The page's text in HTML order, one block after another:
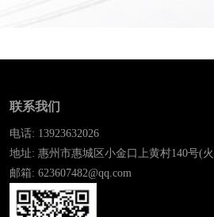
联系我们
电话: 13923632026
地址: 惠州市惠城区小金口上黄村140号(
邮箱: 623607482@qq.com